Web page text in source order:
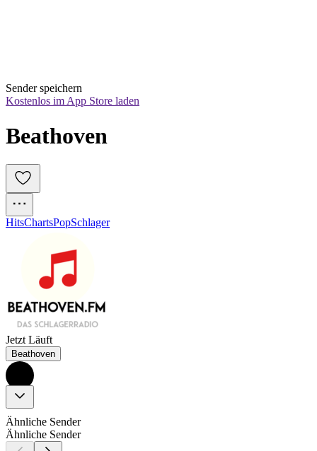
Sender speichern
Kostenlos im App Store laden
Beathoven
HitsChartsPopSchlager
Jetzt Läuft
Beathoven
Ähnliche Sender
Ähnliche Sender